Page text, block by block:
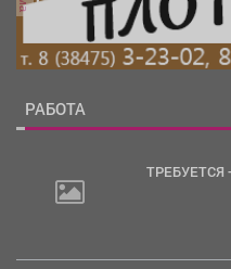
РАБОТА